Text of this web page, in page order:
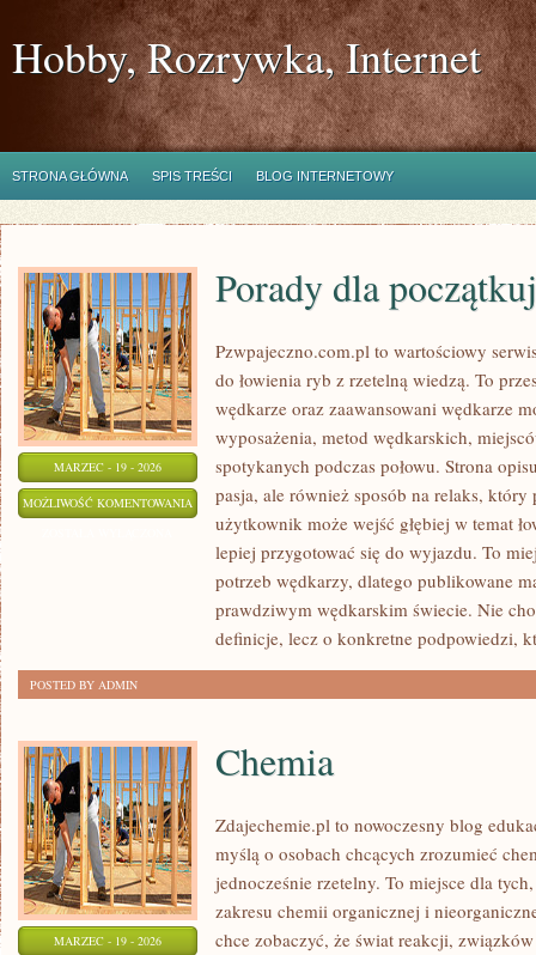
Hobby, Rozrywka, Internet
STRONA GŁÓWNA SPIS TREŚCI BLOG INTERNETOWY
MARZEC - 19 - 2026
MOŻLIWOŚĆ KOMENTOWANIA PORADY
POCZĄTKUJĄCYCH
Porady dla
Pzwpajeczno.com.pl to wartościowy
do łowienia ryb z rzetelną wiedzą. To
wędkarze oraz zaawansowani wędkarze
wyposażenia, metod wędkarskich,
spotykanych podczas połowu. Strona
pasja, ale również sposób na relaks,
użytkownik może wejść głębiej w temat
lepiej przygotować się do wyjazdu. To
potrzeb wędkarzy, dlatego publikowane
prawdziwym wędkarskim świecie. Nie
definicje, lecz o konkretne podpowiedzi,
POSTED BY ADMIN
MARZEC - 19 - 2026
Chemia
Zdajechemie.pl to nowoczesny blog
myślą o osobach chcących zrozumieć
jednocześnie rzetelny. To miejsce dla
zakresu chemii organicznej i
chce zobaczyć, że świat reakcji,